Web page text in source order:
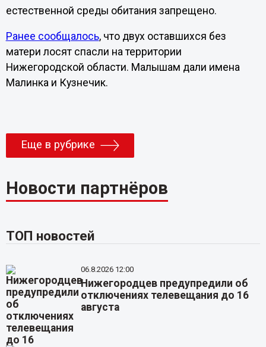
естественной среды обитания запрещено.
Ранее сообщалось, что двух оставшихся без
матери лосят спасли на территории
Нижегородской области. Малышам дали имена
Малинка и Кузнечик.
Еще в рубрике
Новости партнёров
ТОП новостей
06.8.2026 12:00
Нижегородцев предупредили об
отключениях телевещания до 16
августа